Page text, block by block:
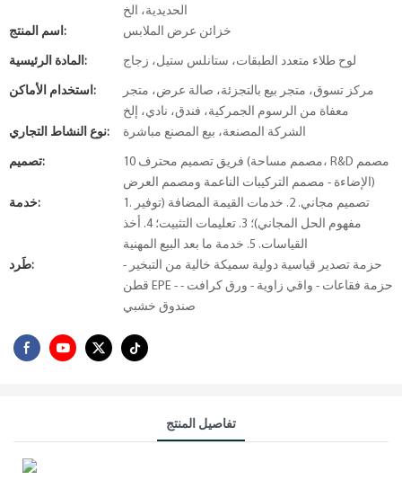
الحديدية، الخ
اسم المنتج:
خزائن عرض الملابس
المادة الرئيسية: لوح طلاء متعدد الطبقات، ستانلس ستيل، زجاج
استخدام الأماكن:
مركز تسوق، متجر بيع بالتجزئة، صالة عرض، متجر
معفاة من الرسوم الجمركية، فندق، نادي، إلخ
نوع النشاط التجاري:
الشركة المصنعة، بيع المصنع مباشرة
تصميم:
10 فريق تصميم محترف (مصمم مساحة، R&D مصمم
الإضاءة - مصمم التركيبات الناعمة ومصمم العرض)
خدمة:
1. تصميم مجاني. 2. خدمات القيمة المضافة (توفير
مفهوم الحل المجاني)؛ 3. تعليمات التثبيت؛ 4. أخذ
القياسات. 5. خدمة ما بعد البيع المهنية
طَرد:
حزمة تصدير قياسية دولية سميكة خالية من التبخير -
قطن EPE - حزمة فقاعات - واقي زاوية - ورق كرافت -
صندوق خشبي
تفاصيل المنتج